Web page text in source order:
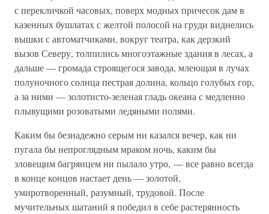
с перекличкой часовых, поверх модных причесок дам в
казенных бушлатах с желтой полосой на груди виднелись
вышки с автоматчиками, вокруг театра, как дерзкий
вызов Северу, толпились многоэтажные здания в лесах, а
дальше — громада строящегося завода, млеющая в лучах
полуночного солнца пестрая долина, кольцо голубых гор,
а за ними — золотисто-зеленая гладь океана с медленно
плывущими розоватыми ледяными полями.
Каким бы безнадежно серым ни казался вечер, как ни
пугала бы непроглядным мраком ночь, каким бы
зловещим багрянцем ни пылало утро, — все равно всегда
в конце концов настает день — золотой,
умиротворенный, разумный, трудовой. После
мучительных шатаний я победил в себе растерянность